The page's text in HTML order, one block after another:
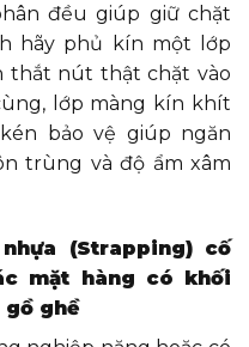
đều giúp giữ chặt
hãy phủ kín một lớp
thắt nút thật chặt vào
lớp màng kín khít
bảo vệ giúp ngăn
trùng và độ ẩm xâm
(Strapping) cố
mặt hàng có khối
gồ ghề